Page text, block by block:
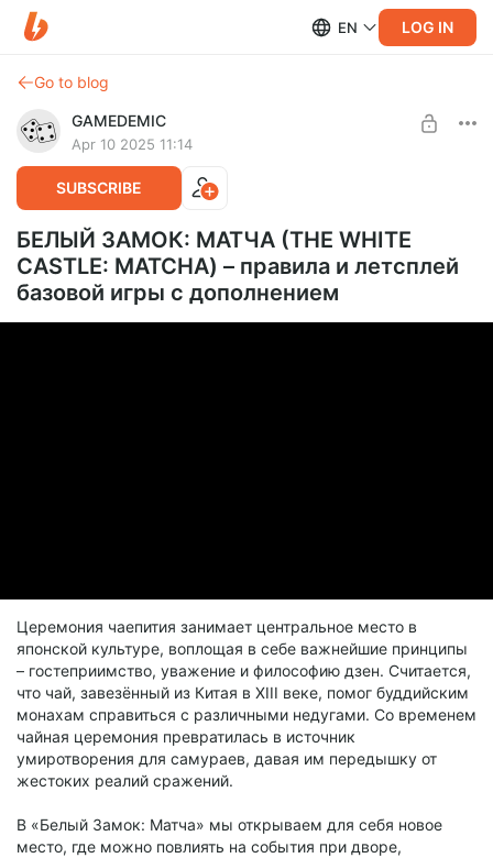
EN LOG IN
Go to blog
GAMEDEMIC
Apr 10 2025 11:14
SUBSCRIBE
БЕЛЫЙ ЗАМОК: МАТЧА (THE WHITE
CASTLE: MATCHA) – правила и летсплей
базовой игры с дополнением
Церемония чаепития занимает центральное место в
японской культуре, воплощая в себе важнейшие принципы
– гостеприимство, уважение и философию дзен. Считается,
что чай, завезённый из Китая в XIII веке, помог буддийским
монахам справиться с различными недугами. Со временем
чайная церемония превратилась в источник
умиротворения для самураев, давая им передышку от
жестоких реалий сражений.
В «Белый Замок: Матча» мы открываем для себя новое
место, где можно повлиять на события при дворе,